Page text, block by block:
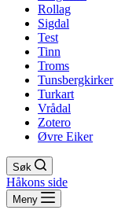
Rollag
Sigdal
Test
Tinn
Troms
Tunsbergkirker
Turkart
Vrådal
Zotero
Øvre Eiker
Søk
Håkons side
Meny